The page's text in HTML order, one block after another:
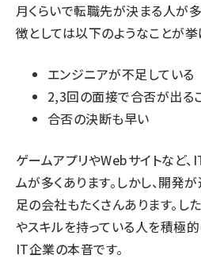
月くらいで転職先が決まる人が
徴としては以下のようなことが挙
エンジニアが不足している
2,3回の面接で合否が出る
合否の決断も早い
ゲームアプリやWebサイトなど
ムが多くあります。しかし、開発
足の会社もたくさんあります。し
やスキルを持っている人を積極
IT企業の本音です。